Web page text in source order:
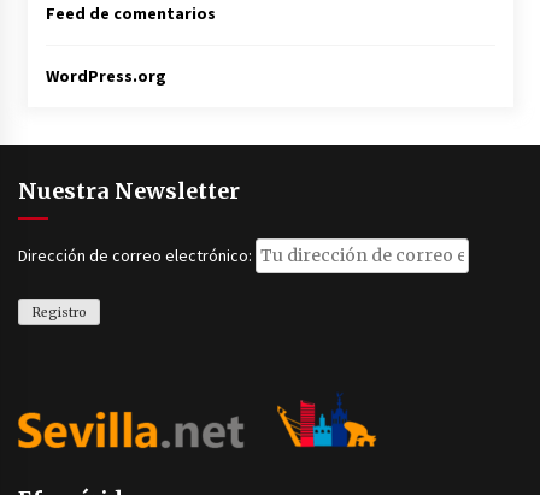
Feed de comentarios
WordPress.org
Nuestra Newsletter
Dirección de correo electrónico: